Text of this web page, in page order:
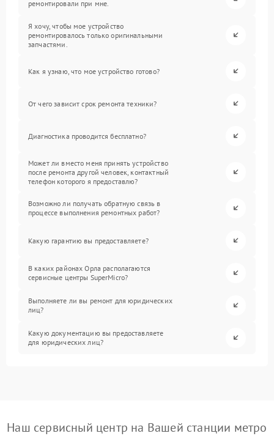
ремонтировали при мне.
Я хочу, чтобы мое устройство
ремонтировалось только оригинальными
запчастями.
Как я узнаю, что мое устройство готово?
От чего зависит срок ремонта техники?
Диагностика проводится бесплатно?
Может ли вместо меня принять устройство
после ремонта другой человек, контактный
телефон которого я предоставлю?
Возможно ли получать обратную связь в
процессе выполнения ремонтных работ?
Какую гарантию вы предоставляете?
В каких районах Орла располагаются
сервисные центры SuperMicro?
Выполняете ли вы ремонт для юридических
лиц?
Какую документацию вы предоставляете
для юридических лиц?
Наш сервисный центр на Вашей станции метро